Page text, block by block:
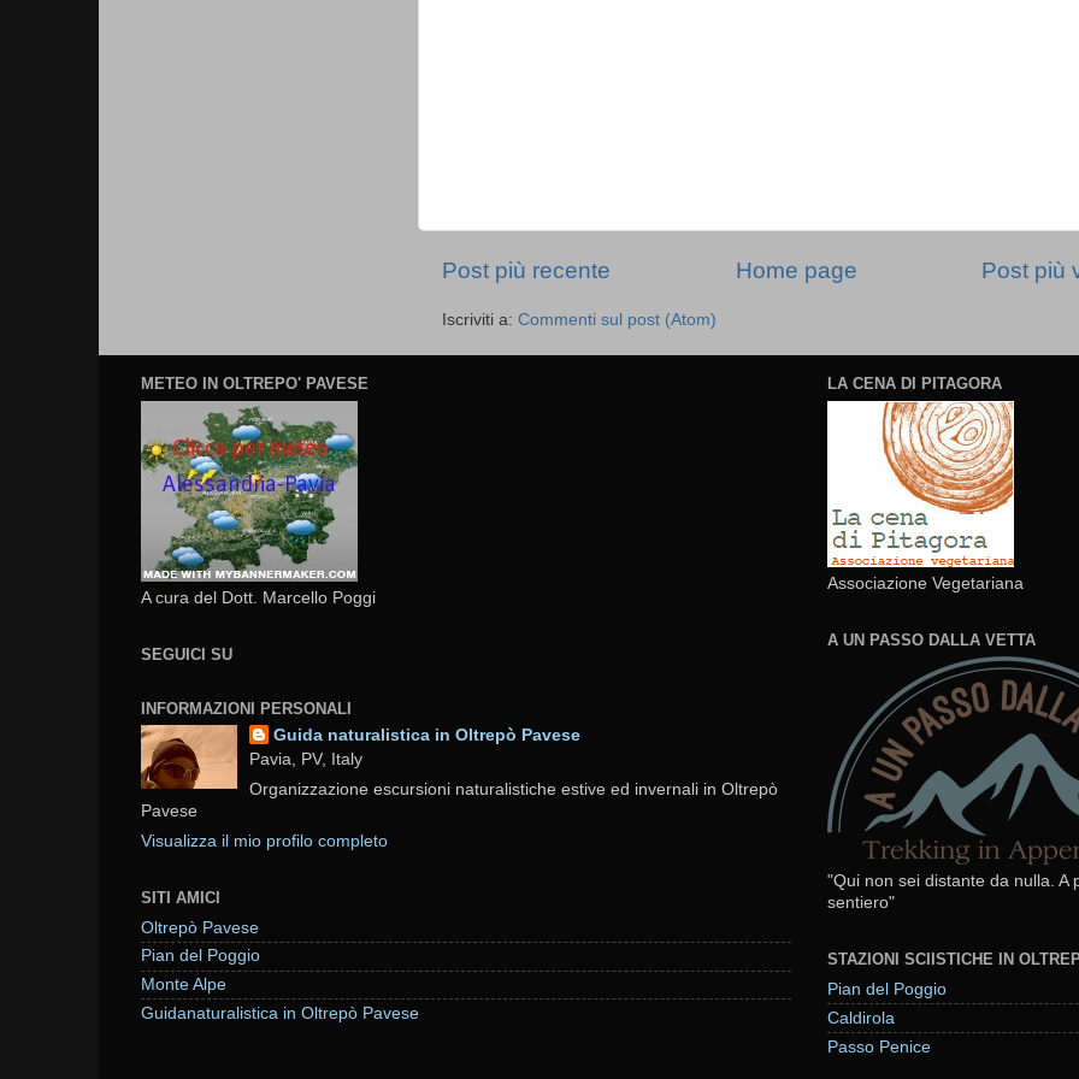
Post più recente Post più
Home page
Iscriviti a: Commenti sul post (Atom)
METEO IN OLTREPO' PAVESE
A cura del Dott. Marcello Poggi
SEGUICI SU
INFORMAZIONI PERSONALI
Guida naturalistica in Oltrepò Pavese
Pavia, PV, Italy
Organizzazione escursioni naturalistiche estive ed invernali in Oltrepò
Pavese
Visualizza il mio profilo completo
SITI AMICI
Oltrepò Pavese
Pian del Poggio
Monte Alpe
Guidanaturalistica in Oltrepò Pavese
LA CENA DI PITAGORA
Associazione Vegetariana
A UN PASSO DALLA VETTA
"Qui non sei distante da nulla. A
sentiero"
STAZIONI SCIISTICHE IN
Pian del Poggio
Caldirola
Passo Penice